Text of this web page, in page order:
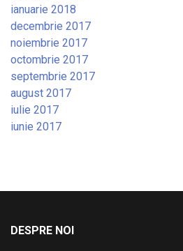
ianuarie 2018
decembrie 2017
noiembrie 2017
octombrie 2017
septembrie 2017
august 2017
iulie 2017
iunie 2017
DESPRE NOI